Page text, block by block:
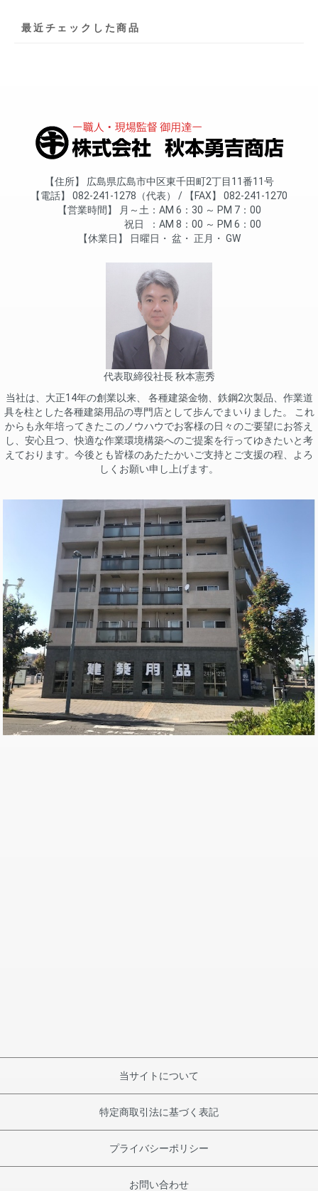
最近チェックした商品
住所
広島県広島市中区東千田町2丁目11番11号
電話
082-241-1278（代表） FAX
082-241-1270
営業時間
月～土
AM 6：30 ～ PM 7：00
祝日
AM 8：00 ～ PM 6：00
休業日
日曜日 盆 正月 GW
代表取締役社長 秋本憲秀
当社は、大正14年の創業以来、 各種建築金物、鉄鋼2次製品、作業道
具を柱とした各種建築用品の専門店として歩んでまいりました。 これ
からも永年培ってきたこのノウハウでお客様の日々のご要望にお答え
し、安心且つ、快適な作業環境構築へのご提案を行ってゆきたいと考
えております。今後とも皆様のあたたかいご支持とご支援の程、よろ
しくお願い申し上げます。
当サイトについて
特定商取引法に基づく表記
プライバシーポリシー
お問い合わせ